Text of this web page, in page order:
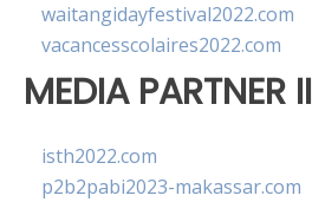
waitangidayfestival2022.com
vacancesscolaires2022.com
MEDIA PARTNER II
isth2022.com
p2b2pabi2023-makassar.com